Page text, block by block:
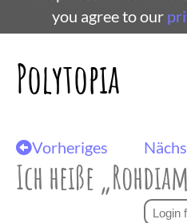
you agree to our
Polytopia
Vorheriges
Ich heiße
Login